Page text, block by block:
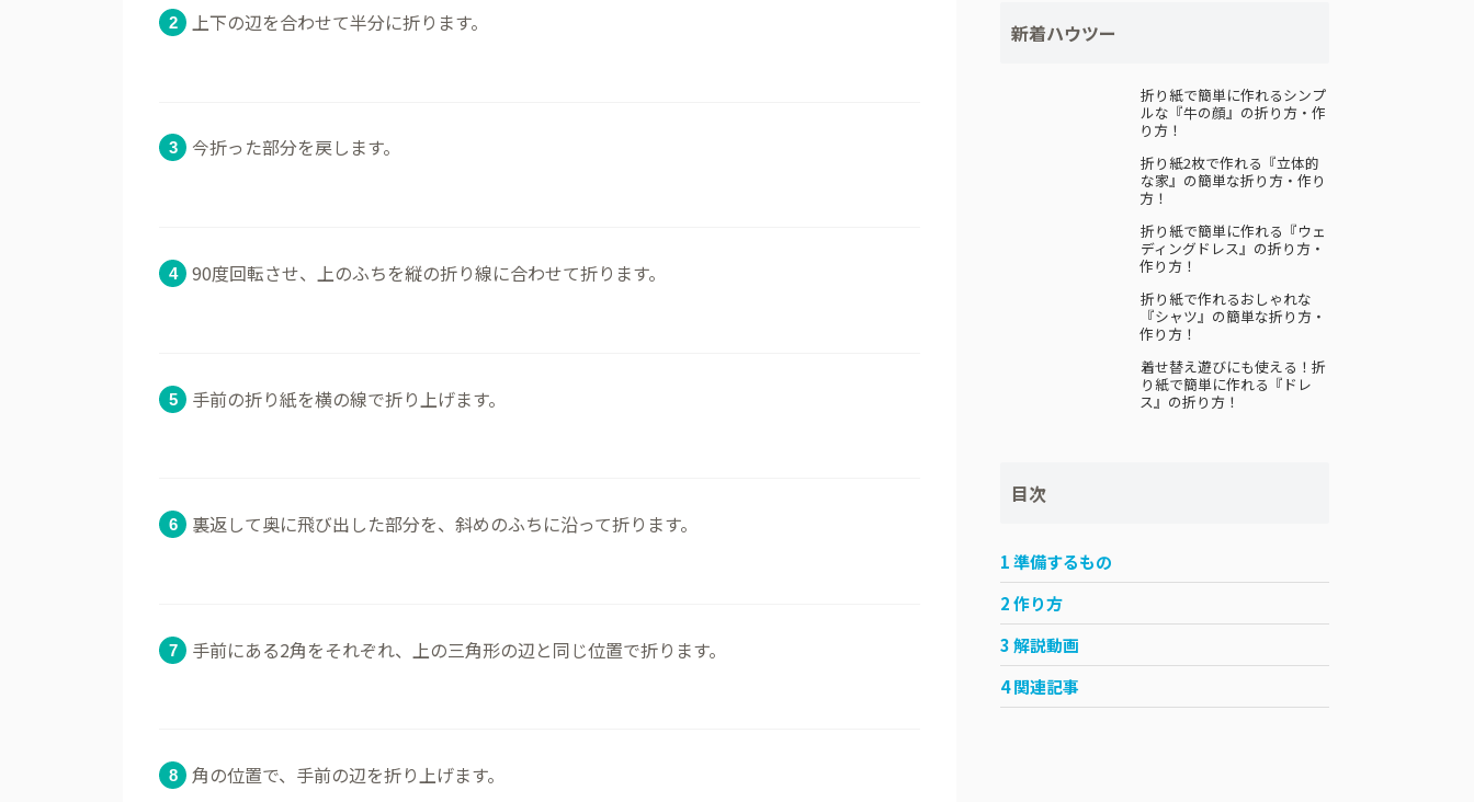
上下の辺を合わせて半分に折ります。
今折った部分を戻します。
90度回転させ、上のふちを縦の折り線に合わせて折ります。
手前の折り紙を横の線で折り上げます。
裏返して奥に飛び出した部分を、斜めのふちに沿って折ります。
手前にある2角をそれぞれ、上の三角形の辺と同じ位置で折ります。
角の位置で、手前の辺を折り上げます。
新着ハウツー
折り紙で簡単に作れるシンプ
ルな『牛の顔』の折り方・作
り方！
折り紙2枚で作れる『立体的
な家』の簡単な折り方・作り
方！
折り紙で簡単に作れる『ウェ
ディングドレス』の折り方・
作り方！
折り紙で作れるおしゃれな
『シャツ』の簡単な折り方・
作り方！
着せ替え遊びにも使える！折
り紙で簡単に作れる『ドレ
ス』の折り方！
目次
1準備するもの
2作り方
3解説動画
4関連記事